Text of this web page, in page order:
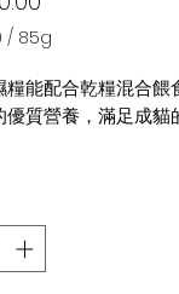
格
/ 85g
糧能配合乾糧混合餵
優質營養，滿足成貓
穩定腸道健康，減少
3和6有助皮膚健康
硫氨酸有助控制過多